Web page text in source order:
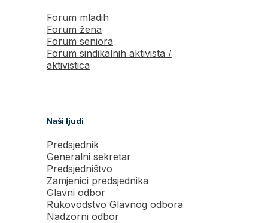
Forum mladih
Forum žena
Forum seniora
Forum sindikalnih aktivista /
aktivistica
Naši ljudi
Predsjednik
Generalni sekretar
Predsjedništvo
Zamjenici predsjednika
Glavni odbor
Rukovodstvo Glavnog odbora
Nadzorni odbor